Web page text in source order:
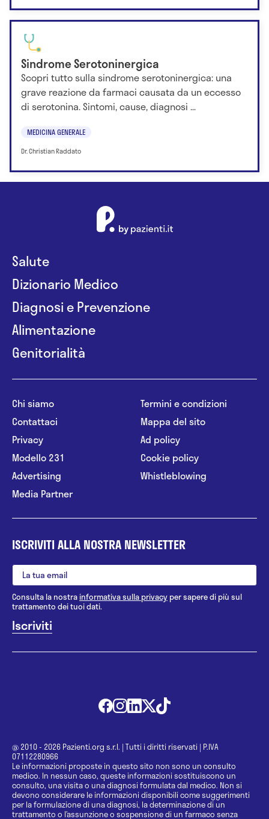
Sindrome Serotoninergica
Scopri tutto sulla sindrome serotoninergica: una
grave reazione da farmaci causata da un eccesso
di serotonina. Sintomi, cause, diagnosi ...
MEDICINA GENERALE
Dr. Christian Raddato
Salute
Dizionario Medico
Diagnosi e Prevenzione
Alimentazione
Genitorialità
Chi siamo
Contattaci
Privacy
Modello 231
Advertising
Media Partner
Termini e condizioni
Mappa del sito
Ad policy
Cookie policy
Whistleblowing
ISCRIVITI ALLA NOSTRA NEWSLETTER
Consulta la nostrainformativa sulla privacy per sapere di più sul
trattamento dei tuoi dati.
@ 2010 - 2026 Pazienti.org s.r.l. | Tutti i diritti riservati | P.IVA
07112280966
Le informazioni proposte in questo sito non sono un consulto
medico. In nessun caso, queste informazioni sostituiscono un
consulto, una visita o una diagnosi formulata dal medico. Non si
devono considerare le informazioni disponibili come suggerimenti
per la formulazione di una diagnosi, la determinazione di un
trattamento o l’assunzione o sospensione di un farmaco senza